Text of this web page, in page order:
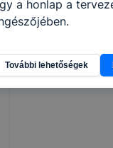
a honlap a
További lehetőségek